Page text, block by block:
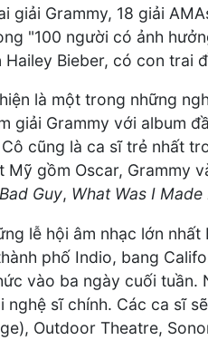
giải Grammy, 18 giải
"100 người có ảnh
Bieber, có con trai
là một trong những
giải Grammy với album
cũng là ca sĩ trẻ nhất
gồm Oscar, Grammy
Bad Guy, What Was I Made
lễ hội âm nhạc lớn
phố Indio, bang
vào ba ngày cuối tuần.
nghệ sĩ chính. Các ca sĩ
Outdoor Theatre,